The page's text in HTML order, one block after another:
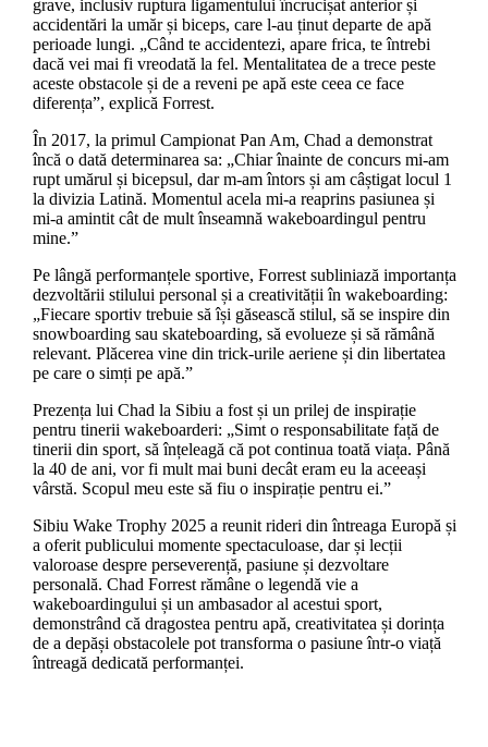
grave, inclusiv ruptura ligamentului încrucișat anterior și
accidentări la umăr și biceps, care l-au ținut departe de apă
perioade lungi. „Când te accidentezi, apare frica, te întrebi
dacă vei mai fi vreodată la fel. Mentalitatea de a trece peste
aceste obstacole și de a reveni pe apă este ceea ce face
diferența”, explică Forrest.
În 2017, la primul Campionat Pan Am, Chad a demonstrat
încă o dată determinarea sa: „Chiar înainte de concurs mi-am
rupt umărul și bicepsul, dar m-am întors și am câștigat locul 1
la divizia Latină. Momentul acela mi-a reaprins pasiunea și
mi-a amintit cât de mult înseamnă wakeboardingul pentru
mine.”
Pe lângă performanțele sportive, Forrest subliniază importanța
dezvoltării stilului personal și a creativității în wakeboarding:
„Fiecare sportiv trebuie să își găsească stilul, să se inspire din
snowboarding sau skateboarding, să evolueze și să rămână
relevant. Plăcerea vine din trick-urile aeriene și din libertatea
pe care o simți pe apă.”
Prezența lui Chad la Sibiu a fost și un prilej de inspirație
pentru tinerii wakeboarderi: „Simt o responsabilitate față de
tinerii din sport, să înțeleagă că pot continua toată viața. Până
la 40 de ani, vor fi mult mai buni decât eram eu la aceeași
vârstă. Scopul meu este să fiu o inspirație pentru ei.”
Sibiu Wake Trophy 2025 a reunit rideri din întreaga Europă și
a oferit publicului momente spectaculoase, dar și lecții
valoroase despre perseverență, pasiune și dezvoltare
personală. Chad Forrest rămâne o legendă vie a
wakeboardingului și un ambasador al acestui sport,
demonstrând că dragostea pentru apă, creativitatea și dorința
de a depăși obstacolele pot transforma o pasiune într-o viață
întreagă dedicată performanței.